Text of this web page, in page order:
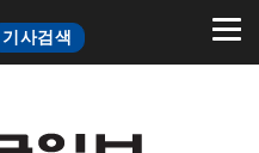
기사검색